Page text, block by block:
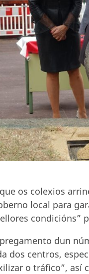
os colexios
local para
condicións”
dun
dos centros,
o tráfico”,